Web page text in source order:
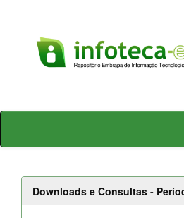
Skip
Downloads e Consultas -